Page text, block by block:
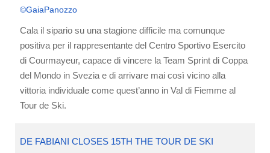
Cala il sipario su una stagione difficile ma comunque
positiva per il rappresentante del Centro Sportivo Esercito
di Courmayeur, capace di vincere la Team Sprint di Coppa
del Mondo in Svezia e di arrivare mai così vicino alla
vittoria individuale come quest’anno in Val di Fiemme al
Tour de Ski.
DE FABIANI CLOSES 15TH THE TOUR DE SKI